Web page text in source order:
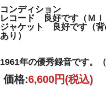
コンディション
レコード 良好です（ＭＩ
ジャケット 良好です（背
あり）
1961年の優秀録音です。
価格:6,600円 (税込)